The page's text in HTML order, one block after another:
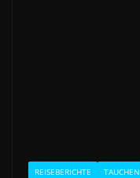
REISEBERICHTE TAUCHEN